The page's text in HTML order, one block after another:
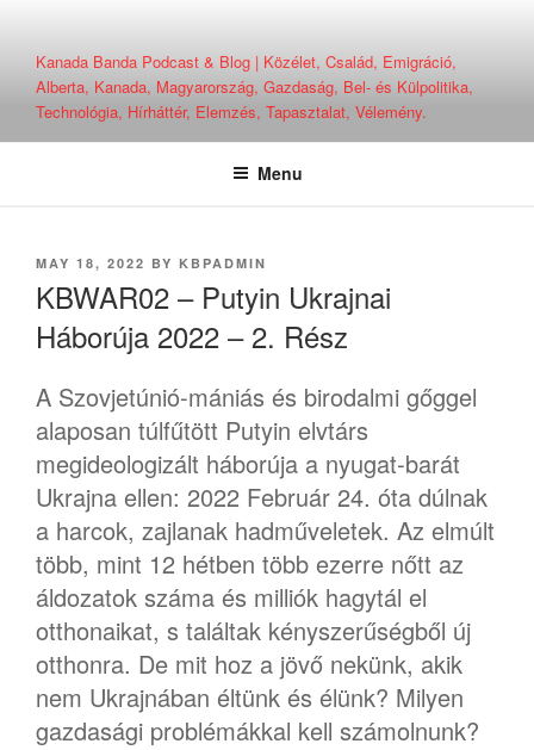
contentKanada Banda Podcast & Blog | Közélet, Család, Emigráció,
Alberta, Kanada, Magyarország, Gazdaság, Bel- és Külpolitika,
Technológia, Hírháttér, Elemzés, Tapasztalat, Vélemény.
Menu
POSTED
MAY 18, 2022 BY KBPADMIN
KBWAR02 – Putyin Ukrajnai
Háborúja 2022 – 2. Rész
A Szovjetúnió-mániás és birodalmi gőggel
alaposan túlfűtött Putyin elvtárs
megideologizált háborúja a nyugat-barát
Ukrajna ellen: 2022 Február 24. óta dúlnak
a harcok, zajlanak hadműveletek. Az elmúlt
több, mint 12 hétben több ezerre nőtt az
áldozatok száma és milliók hagytál el
otthonaikat, s találtak kényszerűségből új
otthonra. De mit hoz a jövő nekünk, akik
nem Ukrajnában éltünk és élünk? Milyen
gazdasági problémákkal kell számolnunk?